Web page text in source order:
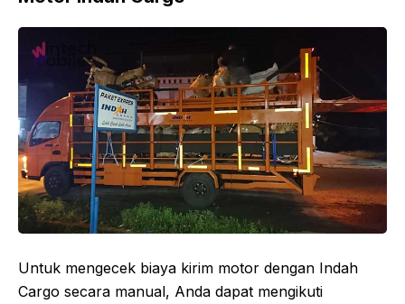
Untuk mengecek biaya kirim motor dengan Indah
Cargo secara manual, Anda dapat mengikuti